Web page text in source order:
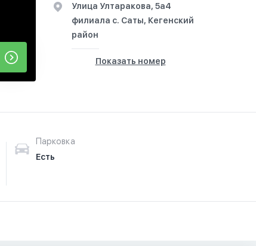
​Улица Ултаракова, 5а​4
филиала с. Саты, Кегенский
район
Показать номер
Парковка
Есть